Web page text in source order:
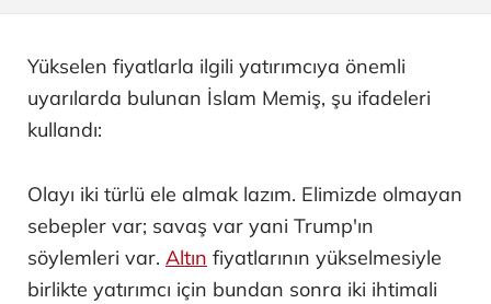
Yükselen fiyatlarla ilgili yatırımcıya önemli
uyarılarda bulunan İslam Memiş, şu ifadeleri
kullandı:
Olayı iki türlü ele almak lazım. Elimizde olmayan
sebepler var; savaş var yani Trump'ın
söylemleri var. Altın fiyatlarının yükselmesiyle
birlikte yatırımcı için bundan sonra iki ihtimali